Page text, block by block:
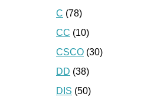
C (78)
CC (10)
CSCO (30)
DD (38)
DIS (50)